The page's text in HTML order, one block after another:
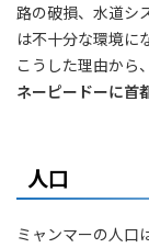
路の破損、水道シ
は不十分な環境に
こうした理由から、
ネーピードーに首
人口
ミャンマーの人口